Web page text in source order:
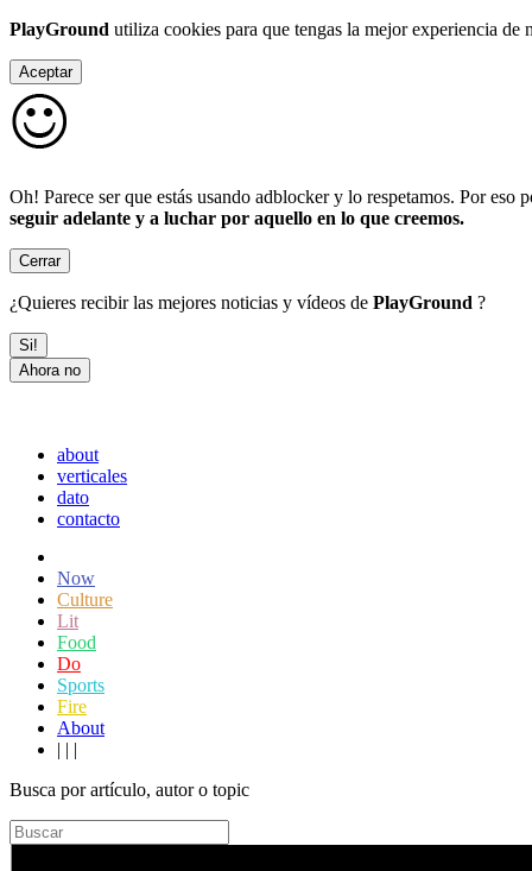
PlayGround utiliza cookies para que tengas la mejor experiencia de
Aceptar
Oh! Parece ser que estás usando adblocker y lo respetamos. Por
seguir adelante y a luchar por aquello en lo que creemos.
Cerrar
¿Quieres recibir las mejores noticias y vídeos de PlayGround ?
Si!
Ahora no
about
verticales
dato
contacto
Now
Culture
Lit
Food
Do
Sports
Fire
About
| | |
Busca por artículo, autor o topic